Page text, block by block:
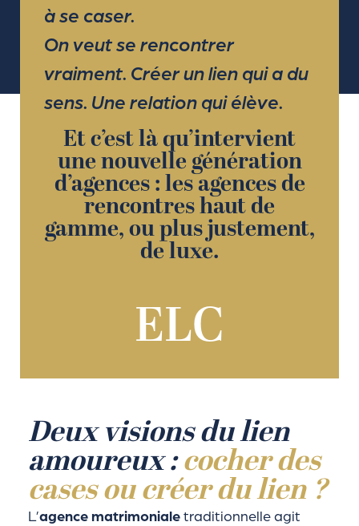
à se caser.
On veut se rencontrer
vraiment. Créer un lien qui a du
sens. Une relation qui élève.
Et c’est là qu’intervient
une nouvelle génération
d’agences : les agences de
rencontres haut de
gamme, ou plus justement,
de luxe.
ELC
Deux visions du lien
amoureux :cocher des
cases ou créer du lien ?
L’agence matrimonialetraditionnelle agit